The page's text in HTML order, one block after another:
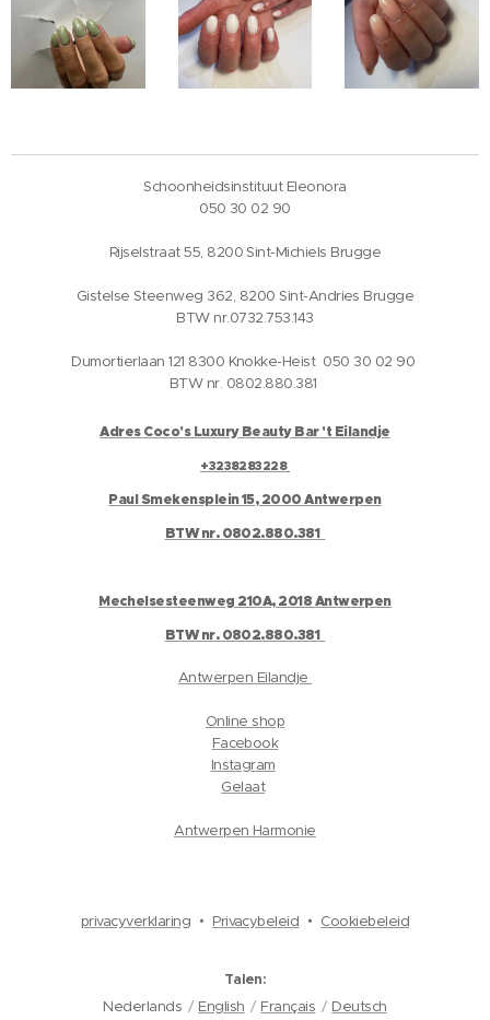
Schoonheidsinstituut Eleonora
050 30 02 90
Rijselstraat 55, 8200 Sint-Michiels Brugge
Gistelse Steenweg 362, 8200 Sint-Andries Brugge
BTW nr.0732.753.143
Dumortierlaan 121 8300 Knokke-Heist 050 30 02 90
BTW nr. 0802.880.381
Adres Coco's Luxury Beauty Bar 't Eilandje
+3238283228
Paul Smekensplein 15, 2000 Antwerpen
BTW nr. 0802.880.381
Mechelsesteenweg 210A, 2018 Antwerpen
BTW nr. 0802.880.381
Antwerpen Eilandje
Online shop
Facebook
Instagram
Gelaat
Antwerpen Harmonie
privacyverklaring Privacybeleid Cookiebeleid
Talen
Nederlands
English Français Deutsch